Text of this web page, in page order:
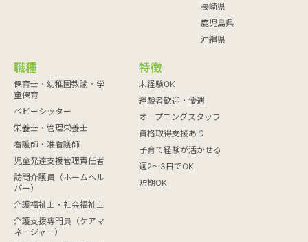
長崎県
鹿児島県
沖縄県
職種
保育士・幼稚園教諭・学
童保育
ベビーシッター
栄養士・管理栄養士
看護師・准看護師
児童発達支援管理責任者
訪問介護員（ホームヘル
パー）
介護福祉士・社会福祉士
介護支援専門員（ケアマ
ネージャー）
特徴
未経験OK
経験者歓迎・優遇
オープニングスタッフ
資格取得支援あり
子育て経験が活かせる
週2～3日でOK
短期OK